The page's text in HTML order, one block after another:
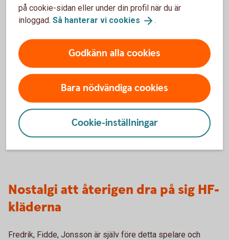
Givetvis spelas det också en hel del handboll när nästan
100 barn och ungdomar hänger i Griffel Arena.
Nostalgi att återigen dra på sig HF-
kläderna
Fredrik, Fidde, Jonsson är själv före detta spelare och
på cookie-sidan eller under din profil när du är
inloggad. Så hanterar vi cookies .
Godkänn alla cookies
Bara nödvändiga cookies
Cookie-inställningar